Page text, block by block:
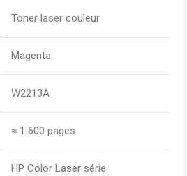
Toner laser couleur
Magenta
W2213A
≈ 1 600 pages
HP Color Laser série